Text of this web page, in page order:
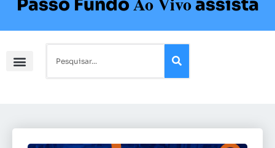
Passo Fundo assista